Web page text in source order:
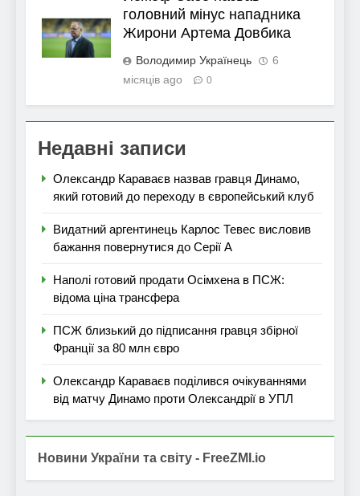
головний мінус нападника
Жирони Артема Довбика
Володимир Українець
6
місяців ago
0
Недавні записи
Олександр Караваєв назвав гравця Динамо,
який готовий до переходу в європейський клуб
Видатний аргентинець Карлос Тевес висловив
бажання повернутися до Серії А
Наполі готовий продати Осімхена в ПСЖ:
відома ціна трансфера
ПСЖ близький до підписання гравця збірної
Франції за 80 млн євро
Олександр Караваєв поділився очікуваннями
від матчу Динамо проти Олександрії в УПЛ
Новини України та світу - FreeZMI.io